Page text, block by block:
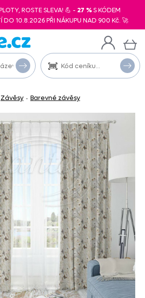
ROSTE SLEVA! 💪 - 27 %S KÓDEM
DO 10.8.2026 PŘI NÁKUPU NAD 900 Kč. 🚀
Závěsy - Barevné závěsy